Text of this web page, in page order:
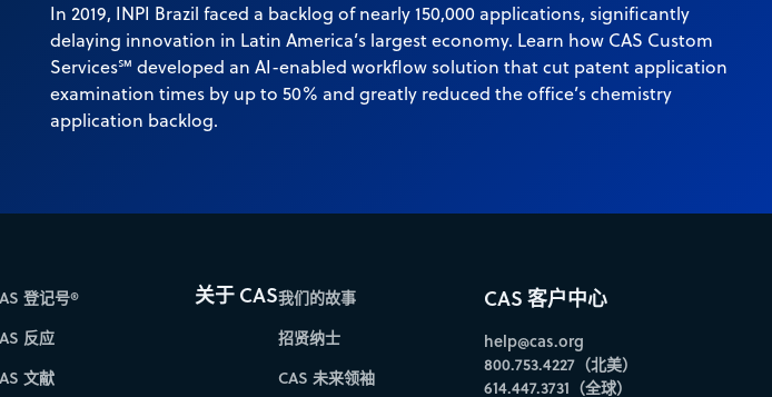
In 2019, INPI Brazil faced a backlog of nearly 150,000 applications, significantly
delaying innovation in Latin America’s largest economy. Learn how CAS Custom
Services℠ developed an AI-enabled workflow solution that cut patent application
examination times by up to 50% and greatly reduced the office’s chemistry
application backlog.​
登记号®
反应
文献
关于 CAS我们的故事
招贤纳士
CAS 未来领袖
CAS 客户中心
help@cas.org
800.753.4227（北美）
614.447.3731（全球）